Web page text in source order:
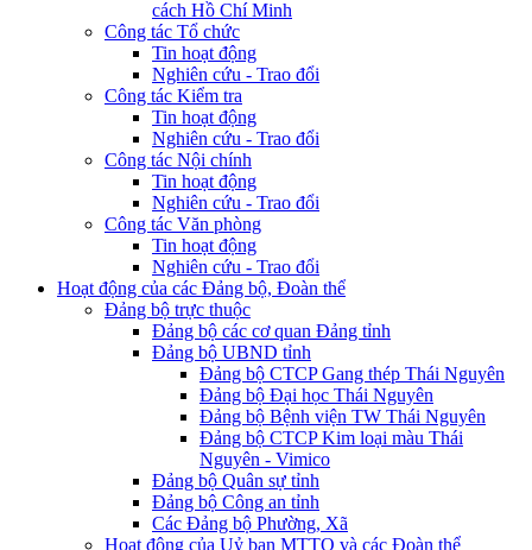
cách Hồ Chí Minh
Công tác Tổ chức
Tin hoạt động
Nghiên cứu - Trao đổi
Công tác Kiểm tra
Tin hoạt động
Nghiên cứu - Trao đổi
Công tác Nội chính
Tin hoạt động
Nghiên cứu - Trao đổi
Công tác Văn phòng
Tin hoạt động
Nghiên cứu - Trao đổi
Hoạt động của các Đảng bộ, Đoàn thể
Đảng bộ trực thuộc
Đảng bộ các cơ quan Đảng tỉnh
Đảng bộ UBND tỉnh
Đảng bộ CTCP Gang thép Thái Nguyên
Đảng bộ Đại học Thái Nguyên
Đảng bộ Bệnh viện TW Thái Nguyên
Đảng bộ CTCP Kim loại màu Thái
Nguyên - Vimico
Đảng bộ Quân sự tỉnh
Đảng bộ Công an tỉnh
Các Đảng bộ Phường, Xã
Hoạt động của Uỷ ban MTTQ và các Đoàn thể